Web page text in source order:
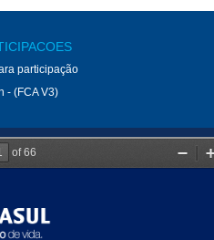
participação
- (FCA V3)